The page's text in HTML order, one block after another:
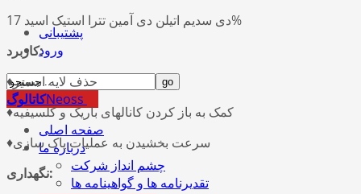
پشتیبانی
ورود
کاتالوگNeoss
صفحه اصلی
درباره ما
چشم انداز شرکت
تقدیرنامه ها و گواهینامه ها
دی سدیم اتیلن دی آمین تترا استیک اسید 17%
کاربرد:
♦حذف لایه اسمیر
♦کمک به باز کردن کانالهای باریک و کلسیفیه
♦سرعت بخشیدن به عملیات پاک سازی
نگهداری: